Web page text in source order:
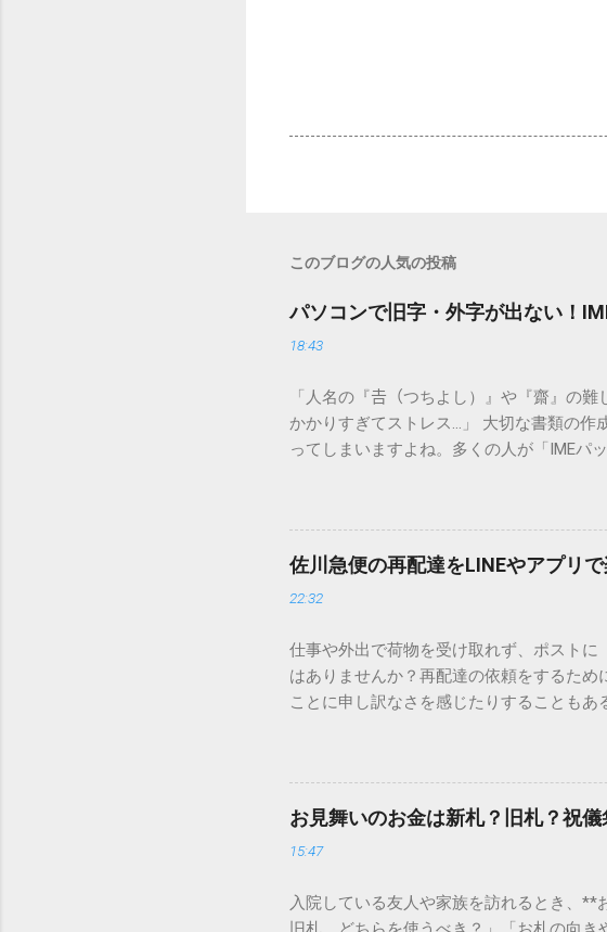
このブログの人気の投稿
パソコンで旧字・外字が出ない！
18:43
「人名の『𠮷（つちよし）』や『齋』の
かかりすぎてストレス…」 大切な書類の作
ってしまいますよね。多くの人が「IMEパ
ードを打ち込むだけで一瞬で旧字や外字
この方法をマスターすれば、もう難しい
が出てこないのか？ そもそも、なぜ普通
認識する仕組みにあります。 日本のパソ
準」「第2水準」といった形で整理されて
「Unicode（ユニコード）」や「JISコー
所」のような番号が割り振られています
び出すことができるのです。 2. Windows
できます。 具体的な手順（Unicode入力
角」にする（※重要）。 **「20BB7」**と
力した数字が、一瞬で対応する漢字（例
佐川急便の再配達をLINEやアプリ
22:32
仕事や外出で荷物を受け取れず、ポスト
はありませんか？再配達の依頼をするた
ことに申し訳なさを感じたりすることもあ
ビス「スマートクラブ」と、LINEや公式
なります。この記事では、忙しい毎日を
す。 佐川急便の再配達が劇的に変わる「
会員サービス「スマートクラブ」です。こ
す。 以前はウェブサイトを開いてログイ
じめ配達時間を変更するといった先回りの
お見舞いのお金は新札？旧札？祝
15:47
入院している友人や家族を訪れるとき、